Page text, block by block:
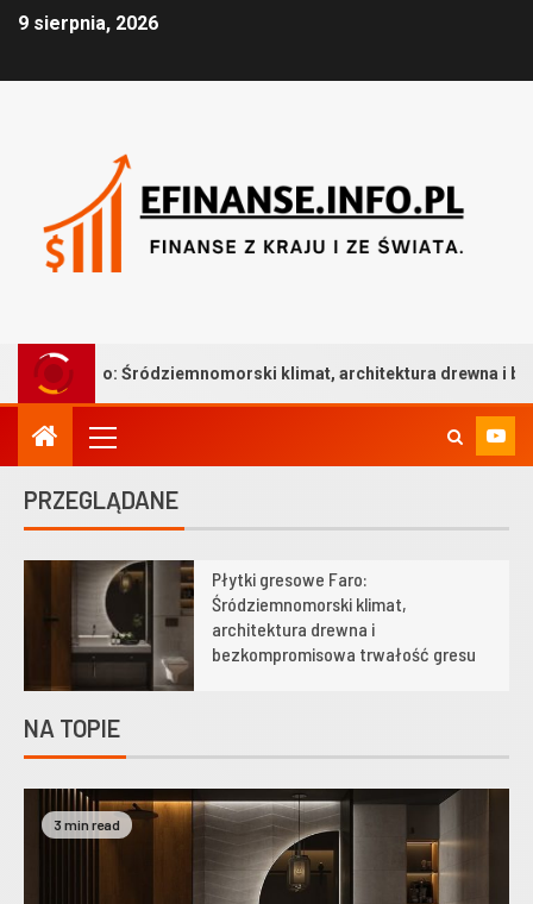
9 sierpnia, 2026
klimat, architektura drewna i bezkompromisowa
PRZEGLĄDANE
Płytki gresowe Faro:
Śródziemnomorski klimat,
architektura drewna i
bezkompromisowa trwałość gresu
NA TOPIE
3 min read